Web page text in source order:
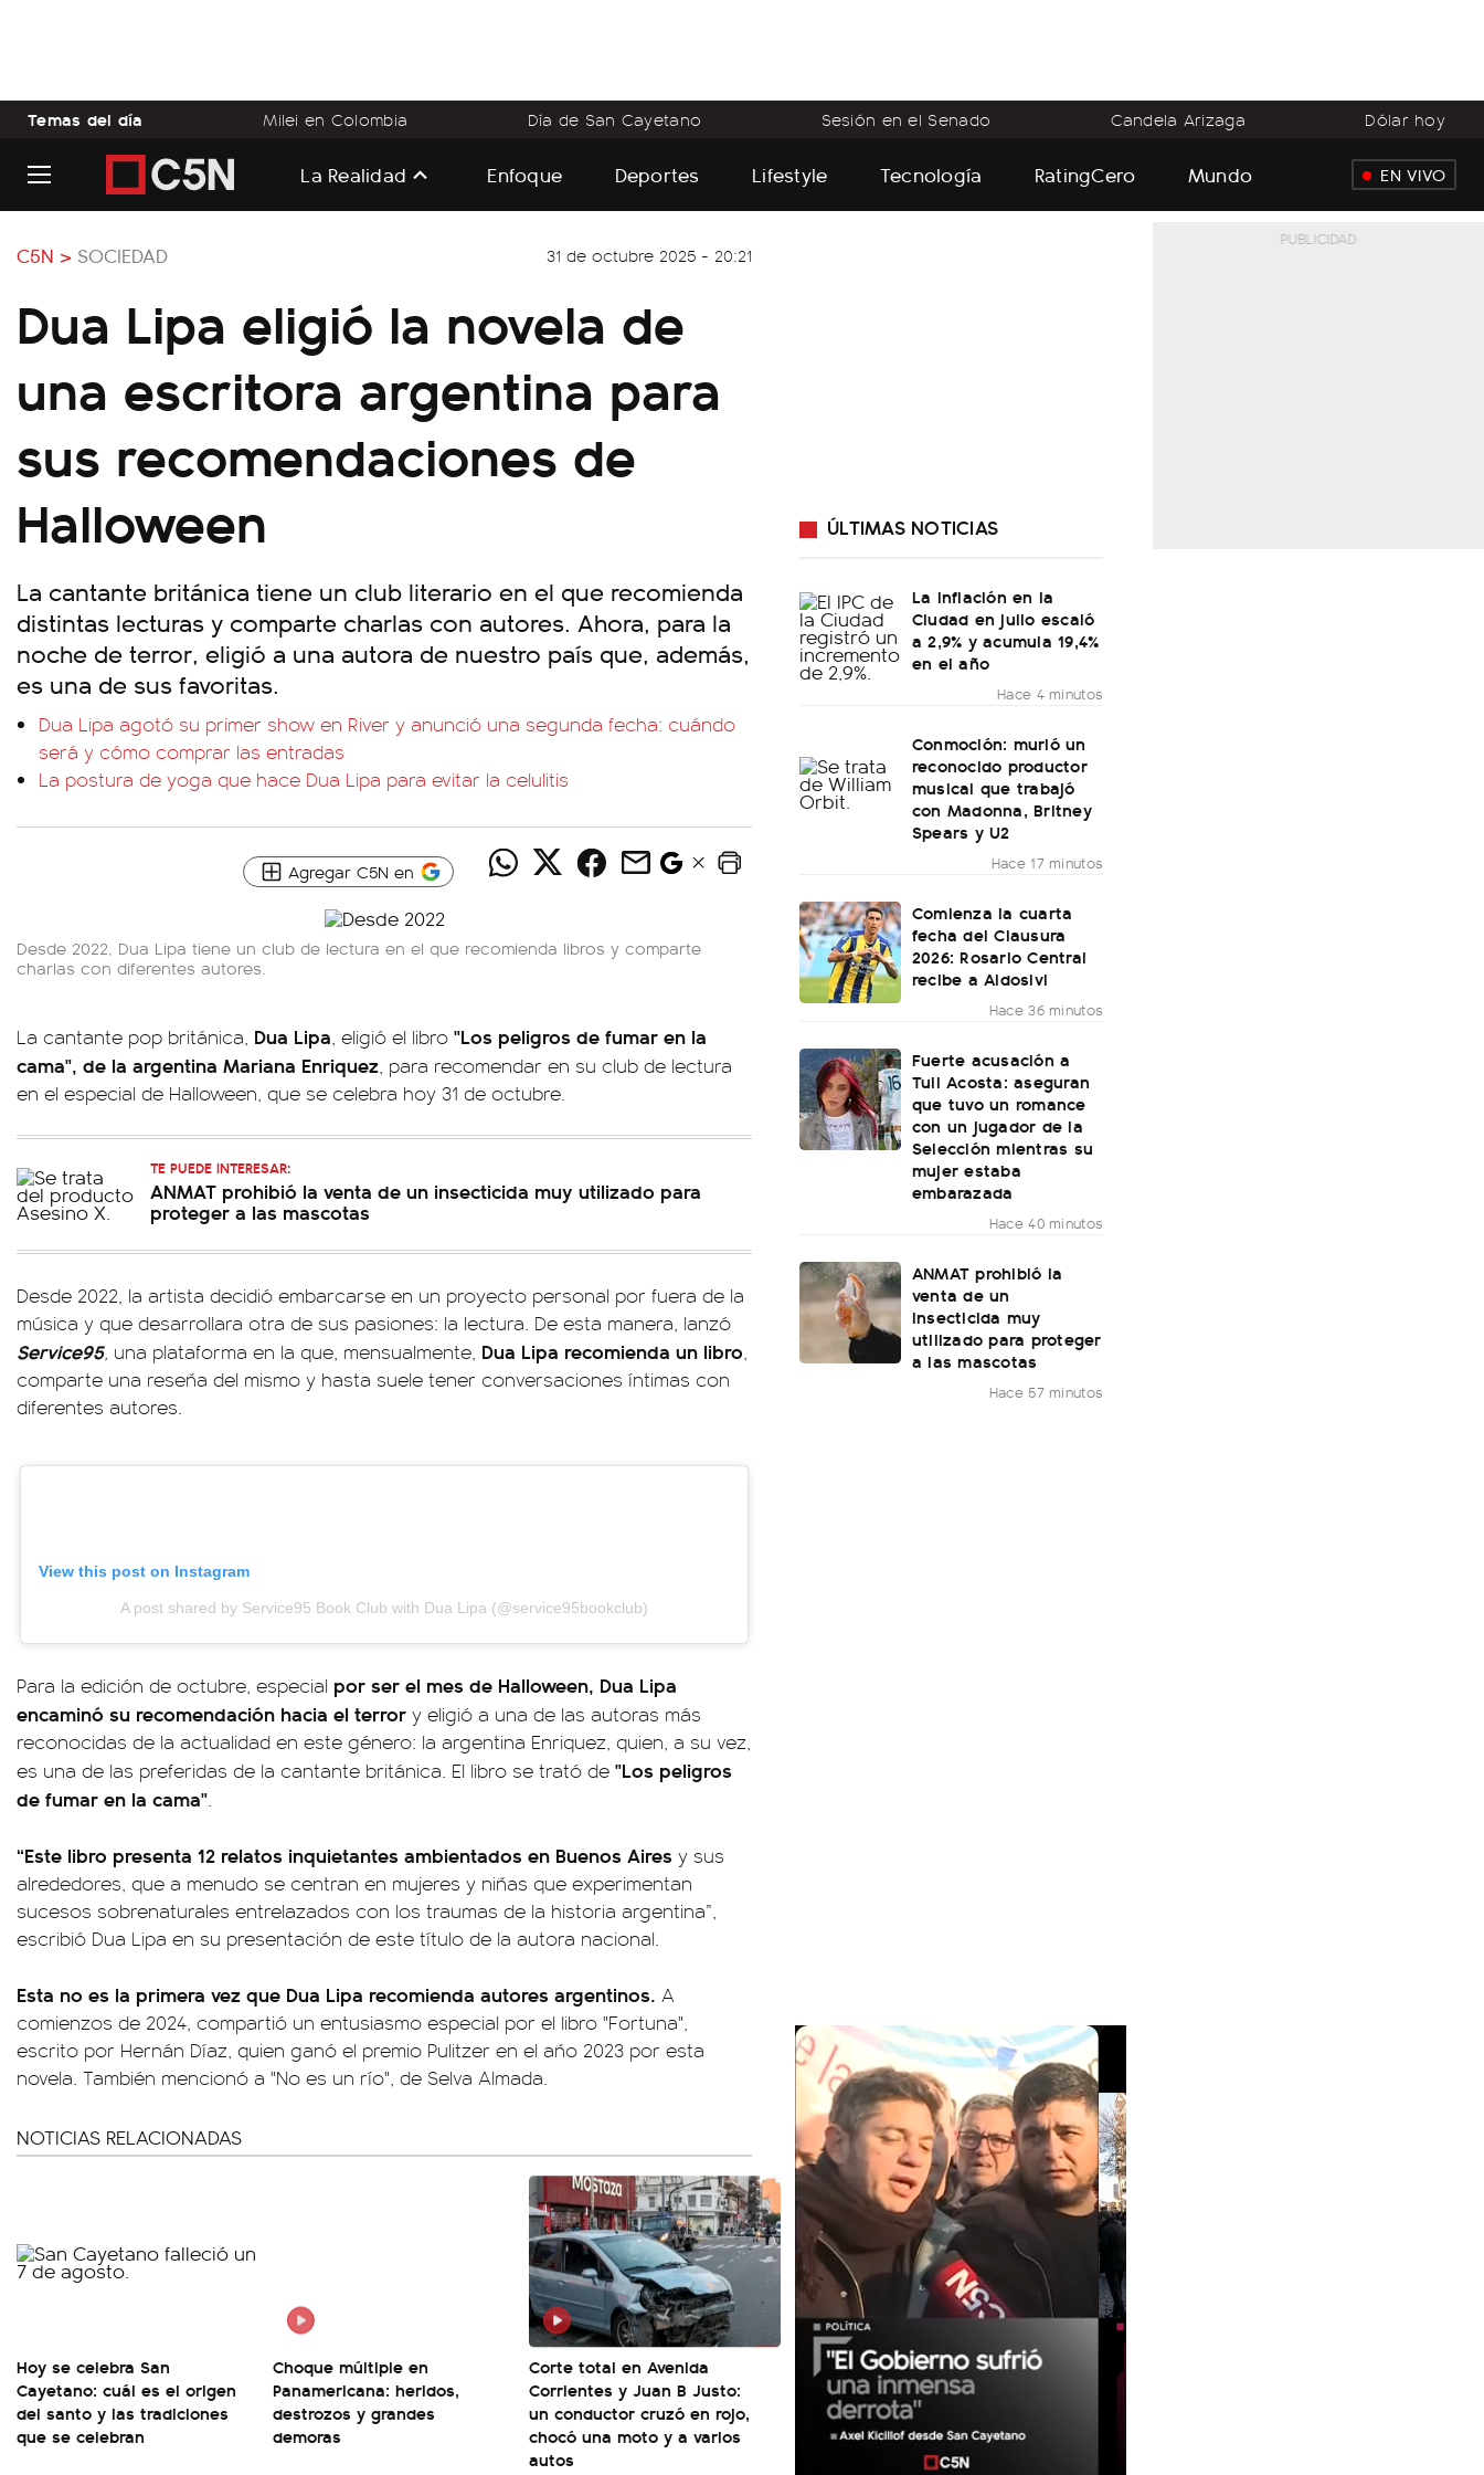
Temas del día Milei en Colombia Día de San Cayetano Sesión en el Senado Candela Arizaga Dólar hoy
La Realidad Enfoque Deportes Lifestyle Tecnología RatingCero Mundo EN VIVO
C5N > SOCIEDAD 31 de octubre 2025 - 20:21
Dua Lipa eligió la novela de
una escritora argentina para
sus recomendaciones de
Halloween
La cantante británica tiene un club literario en el que recomienda
distintas lecturas y comparte charlas con autores. Ahora, para la
noche de terror, eligió a una autora de nuestro país que, además,
es una de sus favoritas.
Dua Lipa agotó su primer show en River y anunció una segunda fecha: cuándo
será y cómo comprar las entradas
La postura de yoga que hace Dua Lipa para evitar la celulitis
Agregar C5N en
Desde 2022, Dua Lipa tiene un club de lectura en el que recomienda libros y comparte
charlas con diferentes autores.
La cantante pop británica, Dua Lipa, eligió el libro "Los peligros de fumar en la
cama", de la argentina Mariana Enriquez, para recomendar en su club de lectura
en el especial de Halloween, que se celebra hoy 31 de octubre.
TE PUEDE INTERESAR:
ANMAT prohibió la venta de un insecticida muy utilizado para
proteger a las mascotas
Desde 2022, la artista decidió embarcarse en un proyecto personal por fuera de la
música y que desarrollara otra de sus pasiones: la lectura. De esta manera, lanzó
Service95, una plataforma en la que, mensualmente, Dua Lipa recomienda un libro,
comparte una reseña del mismo y hasta suele tener conversaciones íntimas con
diferentes autores.
View this post on Instagram
A post shared by Service95 Book Club with Dua Lipa (@service95bookclub)
Para la edición de octubre, especial por ser el mes de Halloween, Dua Lipa
encaminó su recomendación hacia el terror y eligió a una de las autoras más
reconocidas de la actualidad en este género: la argentina Enriquez, quien, a su vez,
es una de las preferidas de la cantante británica. El libro se trató de "Los peligros
de fumar en la cama".
“Este libro presenta 12 relatos inquietantes ambientados en Buenos Aires y sus
alrededores, que a menudo se centran en mujeres y niñas que experimentan
sucesos sobrenaturales entrelazados con los traumas de la historia argentina”,
escribió Dua Lipa en su presentación de este título de la autora nacional.
Esta no es la primera vez que Dua Lipa recomienda autores argentinos. A
comienzos de 2024, compartió un entusiasmo especial por el libro "Fortuna",
escrito por Hernán Díaz, quien ganó el premio Pulitzer en el año 2023 por esta
novela. También mencionó a "No es un río", de Selva Almada.
NOTICIAS RELACIONADAS
Hoy se celebra San
Cayetano: cuál es el origen
del santo y las tradiciones
que se celebran
Choque múltiple en
Panamericana: heridos,
destrozos y grandes
demoras
Corte total en Avenida
Corrientes y Juan B Justo:
un conductor cruzó en rojo,
chocó una moto y a varios
autos
ÚLTIMAS NOTICIAS
La inflación en la
Ciudad en julio escaló
a 2,9% y acumula 19,4%
en el año
Hace 4 minutos
Conmoción: murió un
reconocido productor
musical que trabajó
con Madonna, Britney
Spears y U2
Hace 17 minutos
Comienza la cuarta
fecha del Clausura
2026: Rosario Central
recibe a Aldosivi
Hace 36 minutos
Fuerte acusación a
Tuli Acosta: aseguran
que tuvo un romance
con un jugador de la
Selección mientras su
mujer estaba
embarazada
Hace 40 minutos
ANMAT prohibió la
venta de un
insecticida muy
utilizado para proteger
a las mascotas
Hace 57 minutos